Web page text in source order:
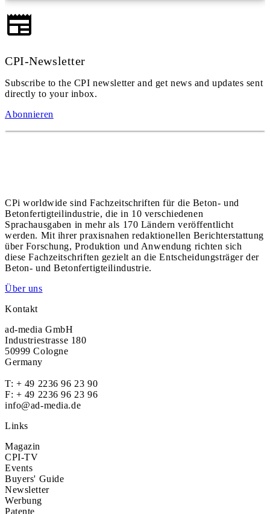
CPI-Newsletter
Subscribe to the CPI newsletter and get news and updates sent
directly to your inbox.
Abonnieren
CPi worldwide sind Fachzeitschriften für die Beton- und
Betonfertigteilindustrie, die in 10 verschiedenen
Sprachausgaben in mehr als 170 Ländern veröffentlicht
werden. Mit ihrer praxisnahen redaktionellen Berichterstattung
über Forschung, Produktion und Anwendung richten sich
diese Fachzeitschriften gezielt an die Entscheidungsträger der
Beton- und Betonfertigteilindustrie.
Über uns
Kontakt
ad-media GmbH
Industriestrasse 180
50999 Cologne
Germany
T: + 49 2236 96 23 90
F: + 49 2236 96 23 96
info@ad-media.de
Links
Magazin
CPI-TV
Events
Buyers' Guide
Newsletter
Werbung
Patente